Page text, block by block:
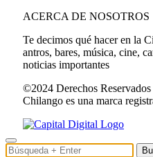
ACERCA DE NOSOTROS
Te decimos qué hacer en la
antros, bares, música, cine,
noticias importantes
©2024 Derechos Reservados
Chilango es una marca